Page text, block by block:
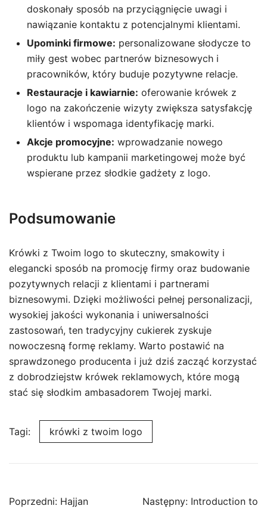
doskonały sposób na przyciągnięcie uwagi i
nawiązanie kontaktu z potencjalnymi klientami.
Upominki firmowe: personalizowane słodycze to
miły gest wobec partnerów biznesowych i
pracowników, który buduje pozytywne relacje.
Restauracje i kawiarnie: oferowanie krówek z
logo na zakończenie wizyty zwiększa satysfakcję
klientów i wspomaga identyfikację marki.
Akcje promocyjne: wprowadzanie nowego
produktu lub kampanii marketingowej może być
wspierane przez słodkie gadżety z logo.
Podsumowanie
Krówki z Twoim logo to skuteczny, smakowity i
elegancki sposób na promocję firmy oraz budowanie
pozytywnych relacji z klientami i partnerami
biznesowymi. Dzięki możliwości pełnej personalizacji,
wysokiej jakości wykonania i uniwersalności
zastosowań, ten tradycyjny cukierek zyskuje
nowoczesną formę reklamy. Warto postawić na
sprawdzonego producenta i już dziś zacząć korzystać
z dobrodziejstw krówek reklamowych, które mogą
stać się słodkim ambasadorem Twojej marki.
Tagi: krówki z twoim logo
Nawigacja
Poprzedni: Hajjan Następny: Introduction to